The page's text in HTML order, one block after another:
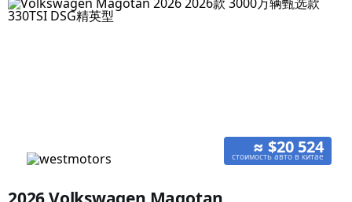
≈ $20 524
стоимость авто в китае